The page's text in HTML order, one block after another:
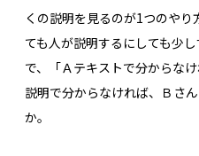
くの説明を見るのが1つのや
ても人が説明するにしても少
で、「Ａテキストで分からな
説明で分からなければ、Ｂさ
か。